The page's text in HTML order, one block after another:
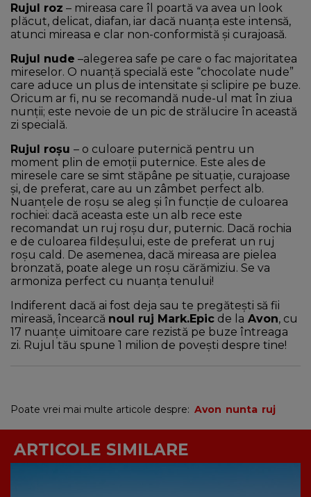
Rujul roz – mireasa care îl poartă va avea un look
plăcut, delicat, diafan, iar dacă nuanța este intensă,
atunci mireasa e clar non-conformistă și curajoasă.
Rujul nude –alegerea safe pe care o fac majoritatea
mireselor. O nuanță specială este “chocolate nude”
care aduce un plus de intensitate și sclipire pe buze.
Oricum ar fi, nu se recomandă nude-ul mat în ziua
nunții; este nevoie de un pic de strălucire în această
zi specială.
Rujul roșu – o culoare puternică pentru un
moment plin de emoții puternice. Este ales de
miresele care se simt stăpâne pe situație, curajoase
și, de preferat, care au un zâmbet perfect alb.
Nuanțele de roșu se aleg și în funcție de culoarea
rochiei: dacă aceasta este un alb rece este
recomandat un ruj roșu dur, puternic. Dacă rochia
e de culoarea fildeșului, este de preferat un ruj
roșu cald. De asemenea, dacă mireasa are pielea
bronzată, poate alege un roșu cărămiziu. Se va
armoniza perfect cu nuanța tenului!
Indiferent dacă ai fost deja sau te pregătești să fii
mireasă, încearcă noul ruj Mark.Epic de la Avon, cu
17 nuanțe uimitoare care rezistă pe buze întreaga
zi. Rujul tău spune 1 milion de povești despre tine!
Poate vrei mai multe articole despre: Avon nunta ruj
ARTICOLE SIMILARE